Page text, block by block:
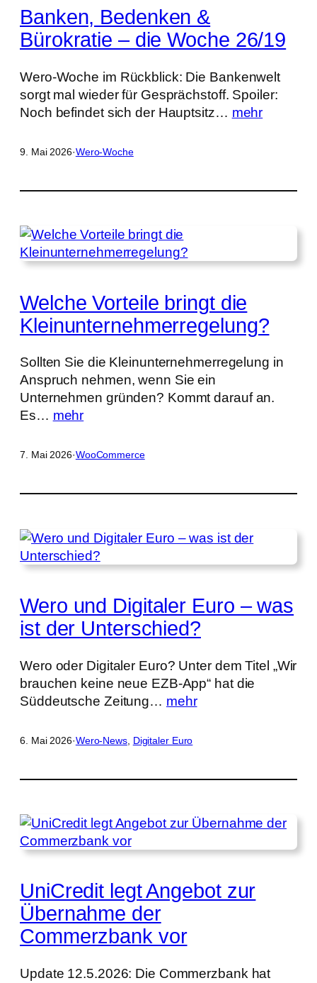
Banken, Bedenken &
Bürokratie – die Woche 26/19
Wero-Woche im Rückblick: Die Bankenwelt
sorgt mal wieder für Gesprächstoff. Spoiler:
Noch befindet sich der Hauptsitz… mehr
9. Mai 2026·Wero-Woche
Welche Vorteile bringt die
Kleinunternehmerregelung?
Sollten Sie die Kleinunternehmerregelung in
Anspruch nehmen, wenn Sie ein
Unternehmen gründen? Kommt darauf an.
Es… mehr
7. Mai 2026·WooCommerce
Wero und Digitaler Euro – was
ist der Unterschied?
Wero oder Digitaler Euro? Unter dem Titel „Wir
brauchen keine neue EZB-App“ hat die
Süddeutsche Zeitung… mehr
6. Mai 2026·Wero-News, Digitaler Euro
UniCredit legt Angebot zur
Übernahme der
Commerzbank vor
Update 12.5.2026: Die Commerzbank hat